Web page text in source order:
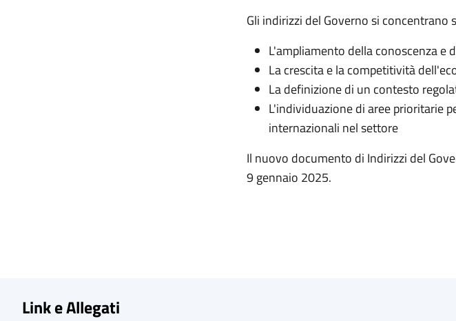
Gli indirizzi del Governo si concentrano
L'ampliamento della conoscenza e
La crescita e la competitività
La definizione di un contesto
L'individuazione di aree prioritarie
internazionali nel settore
Il nuovo documento di Indirizzi del
9 gennaio 2025.
Link e Allegati